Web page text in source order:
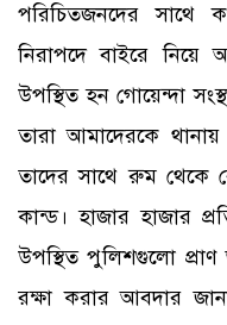
পরিচিতজনদের সাথে
নিরাপদে বাইরে নিয়ে
উপস্থিত হন গোয়েন্দা
তারা আমাদেরকে
তাদের সাথে রুম থেকে
কান্ড। হাজার হাজার
উপস্থিত পুলিশগুলো
রক্ষা করার আবদার